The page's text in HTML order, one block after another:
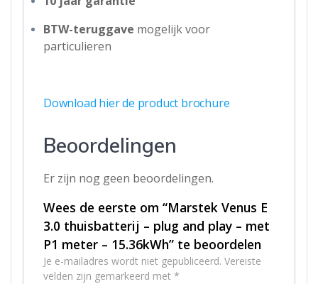
BTW-teruggave mogelijk voor
particulieren
Download hier de product brochure
Beoordelingen
Er zijn nog geen beoordelingen.
Wees de eerste om “Marstek Venus E
3.0 thuisbatterij – plug and play – met
P1 meter – 15.36kWh” te beoordelen
Je e-mailadres wordt niet gepubliceerd. Vereiste
velden zijn gemarkeerd met *